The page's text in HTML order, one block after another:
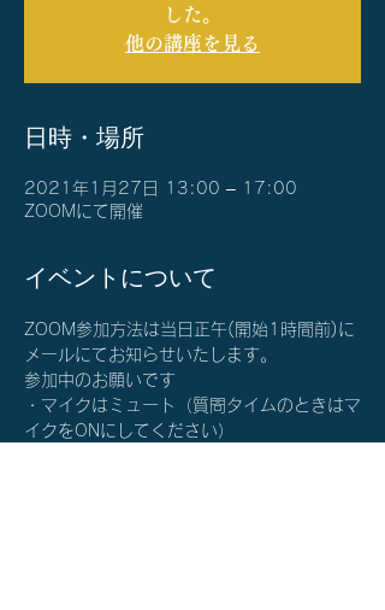
した。
他の講座を見る
日時・場所
2021年1月27日 13:00 – 17:00
ZOOMにて開催
イベントについて
ZOOM参加方法は当日正午(開始1時間前)に
メールにてお知らせいたします。
参加中のお願いです
・マイクはミュート（質問タイムのときはマ
イクをONにしてください）